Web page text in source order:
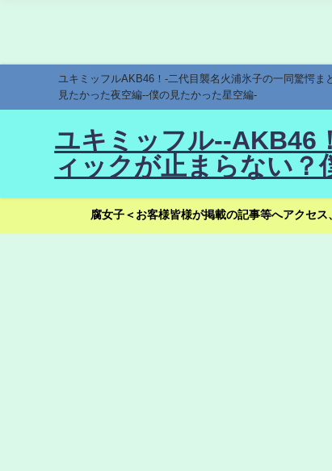
ユキミッフルAKB46！-二代目襲名火浦氷子の一同驚愕
見たかった夜空編--僕の見たかった星空編-
ユキミッフル--AKB46
ィックが止まらない？
腐女子＜お客様皆様が掲載の記事等へアクセ